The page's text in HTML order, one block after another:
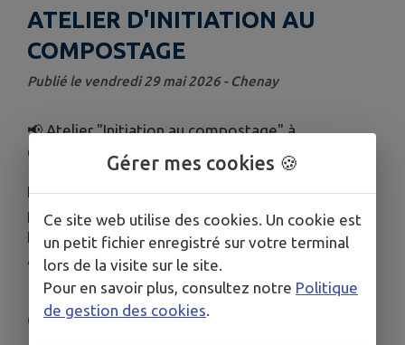
ATELIER D'INITIATION AU
COMPOSTAGE
Publié le vendredi 29 mai 2026 - Chenay
📢 Atelier "Initiation au compostage" à
Courlandon 🌱
Envie de réduire vos déchets et de faire un geste
pour l’environnement ? ♻️
Participez à un atelier d’initiation au compostage
à la médiathèque La Bulle !
📅 Samedi 6 juin 2026
🕘 De 9h à 12h et de 14h à 17h
Gérer mes cookies 🍪
Ce site web utilise des cookies. Un cookie est
un petit fichier enregistré sur votre terminal
lors de la visite sur le site.
Pour en savoir plus, consultez notre Politique
de gestion des cookies